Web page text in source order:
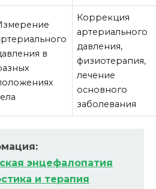
в
Коррекция
артериального
давления,
физиотерапия,
лечение
основного
заболевания
энцефалопатия
и терапия